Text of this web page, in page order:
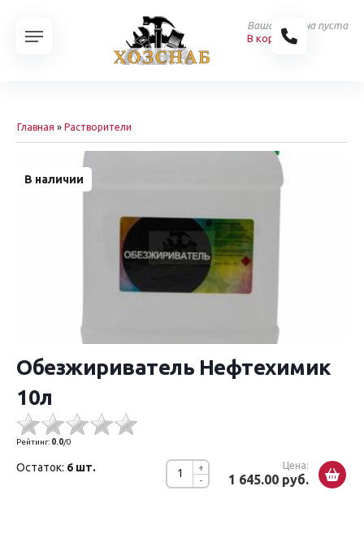
Ваша корзина пуста
В корзину
Главная » Растворители
В наличии
Обезжириватель Нефтехимик
10л
Рейтинг: 0.0/0
-
+ Цена:
1 645.00 руб.
Остаток: 6 шт.